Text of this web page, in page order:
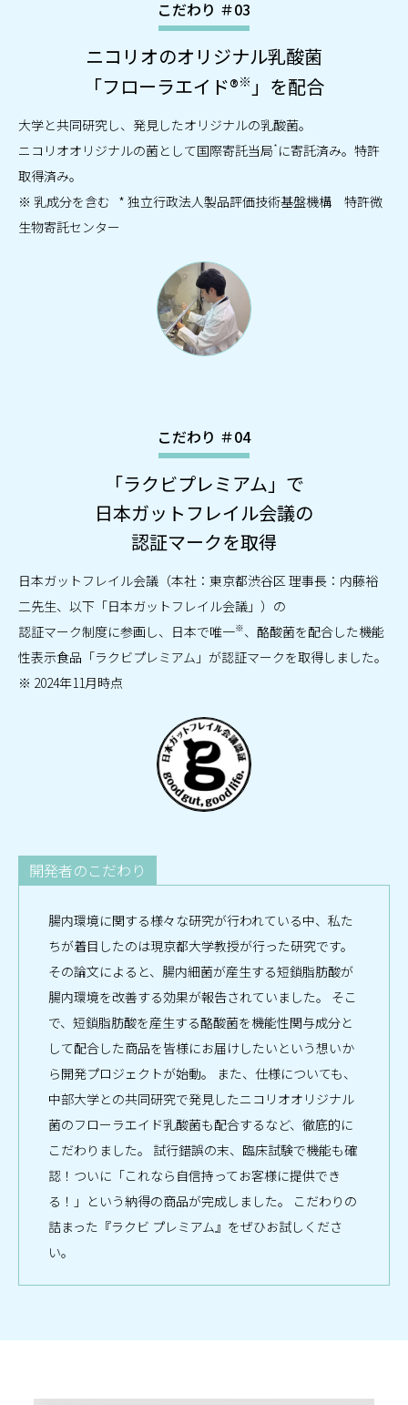
こだわり ＃03
ニコリオのオリジナル乳酸菌
「フローラエイド®※ 」を配合
大学と共同研究し、発見したオリジナルの乳酸菌。
ニコリオオリジナルの菌として国際寄託当局* に寄託済み。特許
取得済み。
※ 乳成分を含む * 独立行政法人製品評価技術基盤機構 特許微
生物寄託センター
こだわり ＃04
「ラクビプレミアム」で
日本ガットフレイル会議の
認証マークを取得
日本ガットフレイル会議（本社：東京都渋谷区 理事長：内藤裕
二先生、以下「日本ガットフレイル会議」）の
認証マーク制度に参画し、日本で唯一※、酪酸菌を配合した機能
性表示食品「ラクビプレミアム」が認証マークを取得しました。
※ 2024年11月時点
開発者のこだわり
腸内環境に関する様々な研究が行われている中、私た
ちが着目したのは現京都大学教授が行った研究です。
その論文によると、腸内細菌が産生する短鎖脂肪酸が
腸内環境を改善する効果が報告されていました。 そこ
で、短鎖脂肪酸を産生する酪酸菌を機能性関与成分と
して配合した商品を皆様にお届けしたいという想いか
ら開発プロジェクトが始動。 また、仕様についても、
中部大学との共同研究で発見したニコリオオリジナル
菌のフローラエイド乳酸菌も配合するなど、徹底的に
こだわりました。 試行錯誤の末、臨床試験で機能も確
認！ついに「これなら自信持ってお客様に提供でき
る！」という納得の商品が完成しました。 こだわりの
詰まった『ラクビ プレミアム』をぜひお試しくださ
い。